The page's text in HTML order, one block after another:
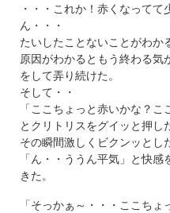
・・・これか！赤くなって
ん・・・
たいしたことないことがわか
原因がわかるともう終わる気
をして弄り続けた。
そして・・
「ここちょっと赤いかな？こ
とクリトリスをグイッと押し
その瞬間激しくビクンッとし
「ん・・ううん平気」と快
きた。
「そっかぁ～・・・ここち